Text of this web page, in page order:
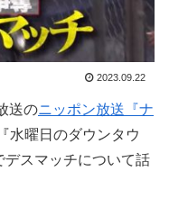
2023.09.22
送のニッポン放送『ナ
水曜日のダウンタウ
デスマッチについて話